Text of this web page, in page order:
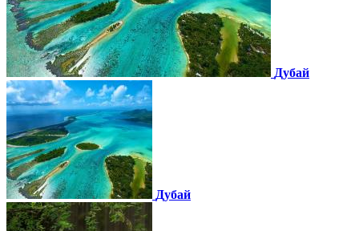
Дубай
Дубай